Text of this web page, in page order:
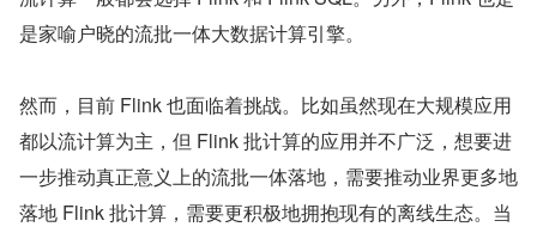
是家喻户晓的流批一体大数据计算引擎。
然而，目前 Flink 也面临着挑战。比如虽然现在大规模应用
都以流计算为主，但 Flink 批计算的应用并不广泛，想要进
一步推动真正意义上的流批一体落地，需要推动业界更多地
落地 Flink 批计算，需要更积极地拥抱现有的离线生态。当